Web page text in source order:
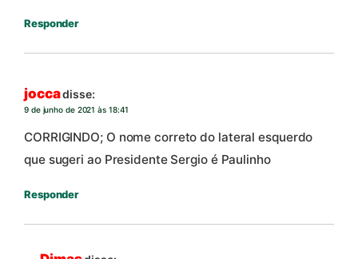
Responder
joccadisse:
9 de junho de 2021 às 18:41
CORRIGINDO; O nome correto do lateral esquerdo
que sugeri ao Presidente Sergio é Paulinho
Responder